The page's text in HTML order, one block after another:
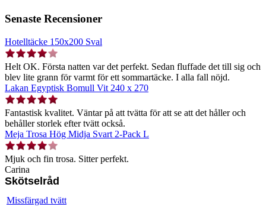
Senaste Recensioner
Hotelltäcke 150x200 Sval
Helt OK. Första natten var det perfekt. Sedan fluffade det till sig och
blev lite grann för varmt för ett sommartäcke. I alla fall nöjd.
Lakan Egyptisk Bomull Vit 240 x 270
Fantastisk kvalitet. Väntar på att tvätta för att se att det håller och
behåller storlek efter tvätt också.
Meja Trosa Hög Midja Svart 2-Pack L
Mjuk och fin trosa. Sitter perfekt.
Carina
Skötselråd
Missfärgad tvätt